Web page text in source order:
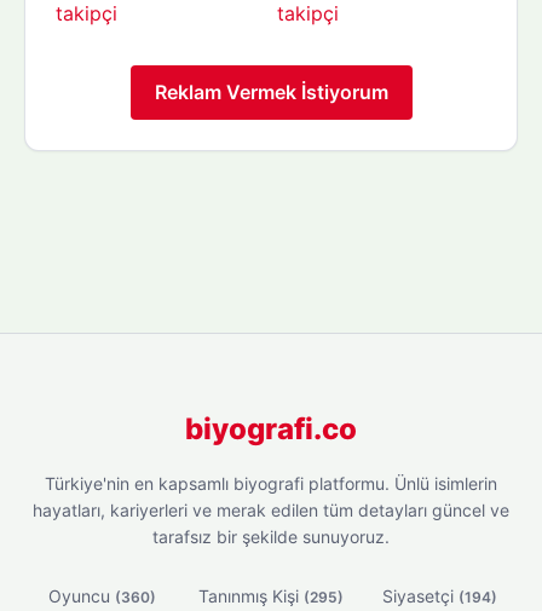
Reklam Vermek İstiyorum
biyografi.co
Türkiye'nin en kapsamlı biyografi platformu. Ünlü isimlerin
hayatları, kariyerleri ve merak edilen tüm detayları güncel ve
tarafsız bir şekilde sunuyoruz.
Oyuncu (360) Tanınmış Kişi (295) Siyasetçi (194)